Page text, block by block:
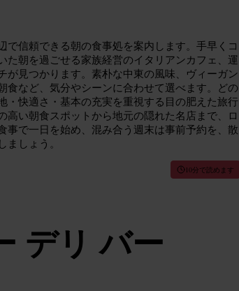
で信頼できる朝の食事処を案内します。手早くコ
朝を過ごせる家族経営のイタリアンカフェ、運
が見つかります。素朴な中東の風味、ヴィーガン
食など、気分やシーンに合わせて選べます。どの
・快適さ・基本の充実を重視する目の肥えた旅行
い朝食スポットから地元の隠れた名店まで、ロ
事で一日を始め、混み合う週末は事前予約を、散
しょう。
10分で読めます
デリ バー